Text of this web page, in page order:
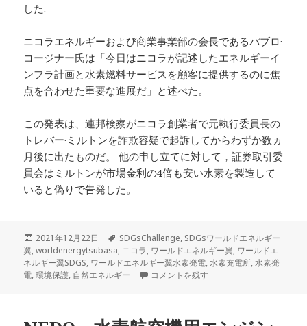
した.
ニコラエネルギーおよび商業事業部の会長であるパブロ·
コージナー氏は「今日はニコラが記述したエネルギーイ
ンフラ計画と水素燃料サービスを顧客に提供するのに焦
点を合わせた重要な進展だ」と述べた。
この発表は、連邦検察がニコラ創業者で元執行委員長の
トレバー·ミルトンを詐欺容疑で起訴してからわずか数ヵ
月後に出たものだ。 他の申し立てに対して，証券取引委
員会はミルトンが市場金利の4倍も安い水素を製造して
いると偽りで告発した。
投
稿
日:
2021年12月22日
タ
グ
SDGsChallenge, SDGsワールドエネルギー
翼,worldenergytsubasa, ニコラ, ワールドエネルギー翼, ワールドエ
ネルギー翼SDGS, ワールドエネルギー翼水素発電,水素充電所,水素発
電,環境保護, 自然エネルギー ニコラ、北米全域に水素充電所を建設す
コメントを残す